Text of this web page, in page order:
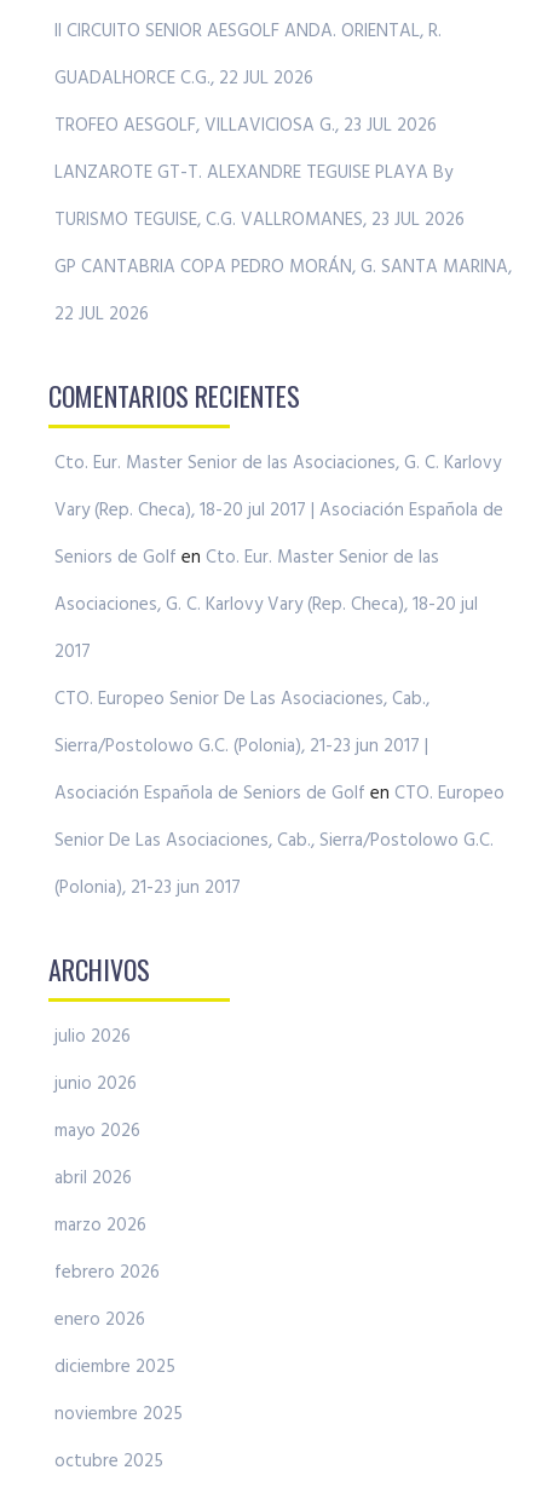
II CIRCUITO SENIOR AESGOLF ANDA. ORIENTAL, R.
GUADALHORCE C.G., 22 JUL 2026
TROFEO AESGOLF, VILLAVICIOSA G., 23 JUL 2026
LANZAROTE GT-T. ALEXANDRE TEGUISE PLAYA By
TURISMO TEGUISE, C.G. VALLROMANES, 23 JUL 2026
GP CANTABRIA COPA PEDRO MORÁN, G. SANTA MARINA,
22 JUL 2026
COMENTARIOS RECIENTES
Cto. Eur. Master Senior de las Asociaciones, G. C. Karlovy
Vary (Rep. Checa), 18-20 jul 2017 | Asociación Española de
Seniors de Golf en Cto. Eur. Master Senior de las
Asociaciones, G. C. Karlovy Vary (Rep. Checa), 18-20 jul
2017
CTO. Europeo Senior De Las Asociaciones, Cab.,
Sierra/Postolowo G.C. (Polonia), 21-23 jun 2017 |
Asociación Española de Seniors de Golf en CTO. Europeo
Senior De Las Asociaciones, Cab., Sierra/Postolowo G.C.
(Polonia), 21-23 jun 2017
ARCHIVOS
julio 2026
junio 2026
mayo 2026
abril 2026
marzo 2026
febrero 2026
enero 2026
diciembre 2025
noviembre 2025
octubre 2025